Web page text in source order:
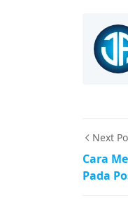
Next
Cara
Pada